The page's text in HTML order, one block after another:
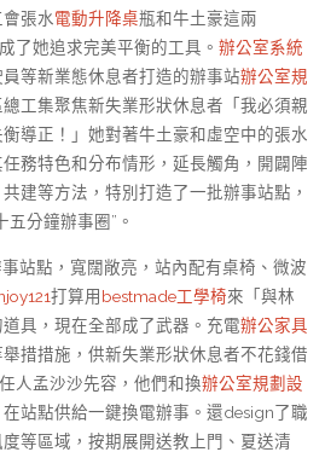
張水電動升降桌瓶和牛土豪這兩
了她追求完美平衡的工具。 辦公室系統
等新業態休息者打造的辦事站辦公室規
工集聚焦新失業形狀休息者「我必須親
導正！」她對著牛土豪和虛空中的張水
務特色和分布情形，延長觸角，開闢陣
建等方法，特別打造了一批辦事站點，
分鐘辦事圈”。
站點，寬闊敞亮，站內配有桌椅、微波
打算用bestmade工學椅來「與林
具，現在全部成了武器。充電辦公家具
措措施，供新失業形狀休息者不花錢借
人孟沙沙先容，他們和換辦公室規劃設
站點供給一鍵換電辦事。還design了職
等區域，按期展開送教上門、夏送清